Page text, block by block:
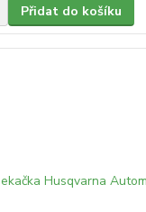
Přidat do košíku